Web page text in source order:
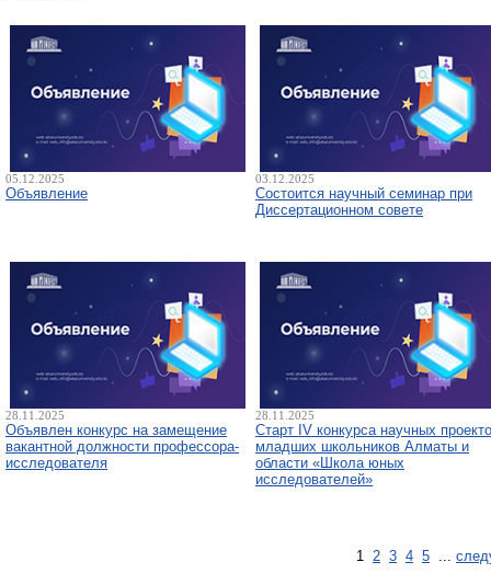
05.12.2025
Объявление
03.12.2025
Состоится научный семинар при
Диссертационном совете
28.11.2025
Объявлен конкурс на замещение
вакантной должности профессора-
исследователя
28.11.2025
Старт IV конкурса научных
младших школьников Алматы и
области «Школа юных
исследователей»
1 2 3 4 5 ...